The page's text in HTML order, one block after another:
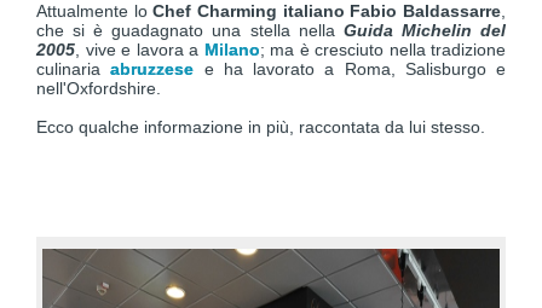
Attualmente loChef Charming italiano Fabio Baldassarre
che si è guadagnato una stella nella Guida Michelin del
2005 , vive e lavora a Milano; ma è cresciuto nella tradizione
culinariaabruzzese e ha lavorato a Roma, Salisburgo e
nell'Oxfordshire.
Ecco qualche informazione in più, raccontata da lui stesso.